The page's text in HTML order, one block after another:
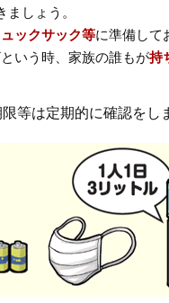
ましょう。
ュックサック等に準備して
いう時、家族の誰もが持
等は定期的に確認をし